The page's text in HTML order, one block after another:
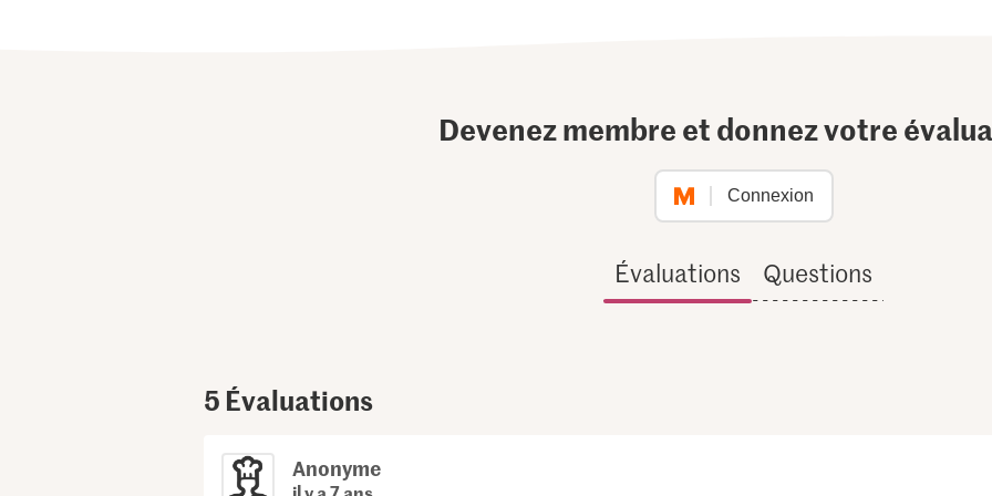
Devenez membre et donnez votre
Connexion
Évaluations Questions
5 Évaluations
Anonyme